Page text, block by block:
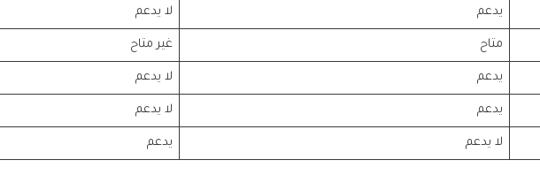
يدعم لا يدعم
متاح غير متاح
يدعم لا يدعم
يدعم لا يدعم
لا يدعم يدعم